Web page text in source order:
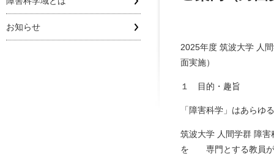
2025年度 筑波大学 人
面実施）
１ 目的・趣旨
「障害科学」はあらゆ
筑波大学 人間学群 障
を 専門とする教員が
お知らせ